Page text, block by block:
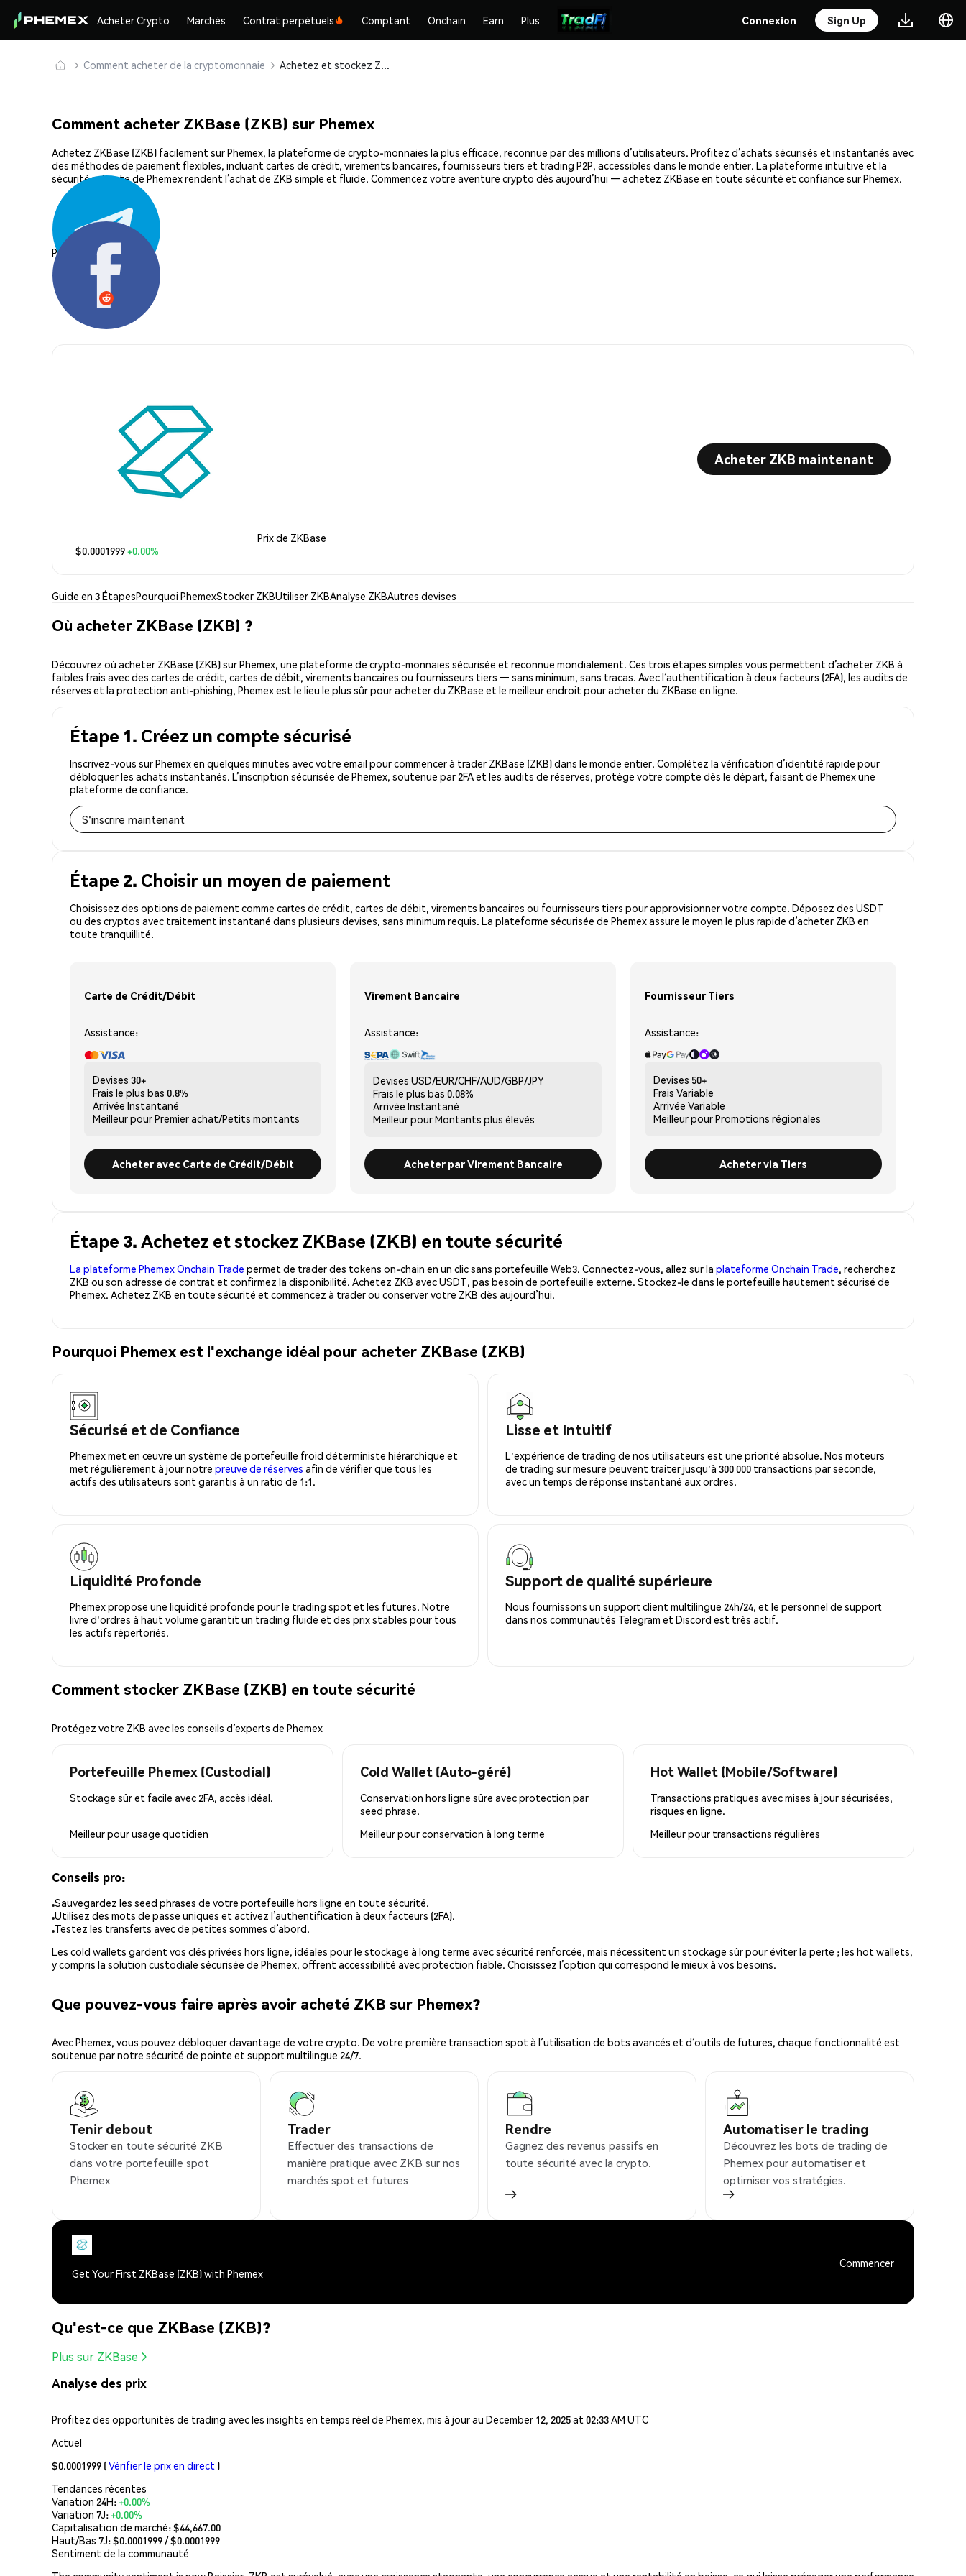
Acheter Crypto Marchés Contrat perpétuels Comptant Onchain Earn Plus Connexion Sign Up
Comment acheter de la cryptomonnaie Achetez et stockez ZKBase (ZKB) en toute sécurité
Comment acheter ZKBase (ZKB) sur Phemex
Achetez ZKBase (ZKB) facilement sur Phemex, la plateforme de crypto-monnaies la plus efficace, reconnue par des millions d’utilisateurs. Profitez d’achats sécurisés et instantanés avec
des méthodes de paiement flexibles, incluant cartes de crédit, virements bancaires, fournisseurs tiers et trading P2P, accessibles dans le monde entier. La plateforme intuitive et la
sécurité robuste de Phemex rendent l’achat de ZKB simple et fluide. Commencez votre aventure crypto dès aujourd’hui — achetez ZKBase en toute sécurité et confiance sur Phemex.
Partager:
Prix de ZKBase
$0.0001999+0.00%
Acheter ZKB maintenant
Guide en 3 ÉtapesPourquoi PhemexStocker ZKBUtiliser ZKBAnalyse ZKBAutres devises
Où acheter ZKBase (ZKB) ?
Découvrez où acheter ZKBase (ZKB) sur Phemex, une plateforme de crypto-monnaies sécurisée et reconnue mondialement. Ces trois étapes simples vous permettent d’acheter ZKB à
faibles frais avec des cartes de crédit, cartes de débit, virements bancaires ou fournisseurs tiers — sans minimum, sans tracas. Avec l’authentification à deux facteurs (2FA), les audits de
réserves et la protection anti-phishing, Phemex est le lieu le plus sûr pour acheter du ZKBase et le meilleur endroit pour acheter du ZKBase en ligne.
Étape 1. Créez un compte sécurisé
Inscrivez-vous sur Phemex en quelques minutes avec votre email pour commencer à trader ZKBase (ZKB) dans le monde entier. Complétez la vérification d’identité rapide pour
débloquer les achats instantanés. L’inscription sécurisée de Phemex, soutenue par 2FA et les audits de réserves, protège votre compte dès le départ, faisant de Phemex une
plateforme de confiance.
S'inscrire maintenant
Étape 2. Choisir un moyen de paiement
Choisissez des options de paiement comme cartes de crédit, cartes de débit, virements bancaires ou fournisseurs tiers pour approvisionner votre compte. Déposez des USDT
ou des cryptos avec traitement instantané dans plusieurs devises, sans minimum requis. La plateforme sécurisée de Phemex assure le moyen le plus rapide d’acheter ZKB en
toute tranquillité.
Carte de Crédit/Débit
Assistance:
Devises 30+
Frais le plus bas 0.8%
Arrivée Instantané
Meilleur pourPremier achat/Petits montants
Acheter avec Carte de Crédit/Débit
Virement Bancaire
Assistance:
Devises USD/EUR/CHF/AUD/GBP/JPY
Frais le plus bas 0.08%
Arrivée Instantané
Meilleur pourMontants plus élevés
Acheter par Virement Bancaire
Fournisseur Tiers
Assistance:
Devises 50+
Frais Variable
Arrivée Variable
Meilleur pourPromotions régionales
Acheter via Tiers
Étape 3. Achetez et stockez ZKBase (ZKB) en toute sécurité
La plateforme Phemex Onchain Trade permet de trader des tokens on-chain en un clic sans portefeuille Web3. Connectez-vous, allez sur la plateforme Onchain Trade, recherchez
ZKB ou son adresse de contrat et confirmez la disponibilité. Achetez ZKB avec USDT, pas besoin de portefeuille externe. Stockez-le dans le portefeuille hautement sécurisé de
Phemex. Achetez ZKB en toute sécurité et commencez à trader ou conserver votre ZKB dès aujourd’hui.
Pourquoi Phemex est l'exchange idéal pour acheter ZKBase (ZKB)
Sécurisé et de Confiance
Phemex met en œuvre un système de portefeuille froid déterministe hiérarchique et
met régulièrement à jour notre preuve de réserves afin de vérifier que tous les
actifs des utilisateurs sont garantis à un ratio de 1:1.
Lisse et Intuitif
L'expérience de trading de nos utilisateurs est une priorité absolue. Nos moteurs
de trading sur mesure peuvent traiter jusqu'à 300 000 transactions par seconde,
avec un temps de réponse instantané aux ordres.
Liquidité Profonde
Phemex propose une liquidité profonde pour le trading spot et les futures. Notre
livre d'ordres à haut volume garantit un trading fluide et des prix stables pour tous
les actifs répertoriés.
Support de qualité supérieure
Nous fournissons un support client multilingue 24h/24, et le personnel de support
dans nos communautés Telegram et Discord est très actif.
Comment stocker ZKBase (ZKB) en toute sécurité
Protégez votre ZKB avec les conseils d’experts de Phemex
Portefeuille Phemex (Custodial)
Stockage sûr et facile avec 2FA, accès idéal.
Meilleur pourusage quotidien
Cold Wallet (Auto-géré)
Conservation hors ligne sûre avec protection par
seed phrase.
Meilleur pourconservation à long terme
Hot Wallet (Mobile/Software)
Transactions pratiques avec mises à jour sécurisées,
risques en ligne.
Meilleur pour transactions régulières
Conseils pro:
Sauvegardez les seed phrases de votre portefeuille hors ligne en toute sécurité.
Utilisez des mots de passe uniques et activez l’authentification à deux facteurs (2FA).
Testez les transferts avec de petites sommes d’abord.
Les cold wallets gardent vos clés privées hors ligne, idéales pour le stockage à long terme avec sécurité renforcée, mais nécessitent un stockage sûr pour éviter la perte ; les hot wallets,
y compris la solution custodiale sécurisée de Phemex, offrent accessibilité avec protection fiable. Choisissez l’option qui correspond le mieux à vos besoins.
Que pouvez-vous faire après avoir acheté ZKB sur Phemex?
Avec Phemex, vous pouvez débloquer davantage de votre crypto. De votre première transaction spot à l’utilisation de bots avancés et d’outils de futures, chaque fonctionnalité est
soutenue par notre sécurité de pointe et support multilingue 24/7.
Tenir debout
Stocker en toute sécurité ZKB
dans votre portefeuille spot
Phemex
Trader
Effectuer des transactions de
manière pratique avec ZKB sur nos
marchés spot et futures
Rendre
Gagnez des revenus passifs en
toute sécurité avec la crypto.
Automatiser le trading
Découvrez les bots de trading de
Phemex pour automatiser et
optimiser vos stratégies.
Get Your First ZKBase (ZKB) with Phemex
Commencer
Qu'est-ce que ZKBase (ZKB)?
Plus sur ZKBase
Analyse des prix
Profitez des opportunités de trading avec les insights en temps réel de Phemex, mis à jour au December 12, 2025 at 02:33 AM UTC
Actuel
$0.0001999 (Vérifier le prix en direct )
Tendances récentes
Variation 24H:+0.00%
Variation 7J:+0.00%
Capitalisation de marché:$44,667.00
Haut/Bas 7J: $0.0001999/ $0.0001999
Sentiment de la communauté